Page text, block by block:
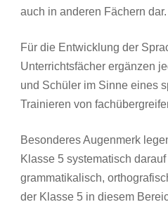
auch in anderen Fächern dar.
Für die Entwicklung der
Unterrichtsfächer ergänzen
und Schüler im Sinne eines
Trainieren von
Besonderes Augenmerk
Klasse 5 systematisch
grammatikalisch,
der Klasse 5 in diesem